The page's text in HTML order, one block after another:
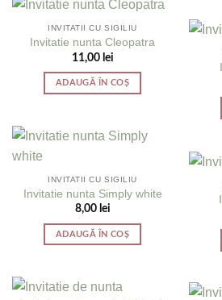
INVITATII CU SIGILIU
Invitatie nunta Cleopatra
11,00 lei
ADAUGĂ ÎN COȘ
INVITATII CU SIGILIU
Invitatie nunta Simply white
8,00 lei
ADAUGĂ ÎN COȘ